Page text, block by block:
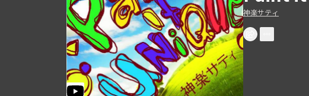
神楽サティ